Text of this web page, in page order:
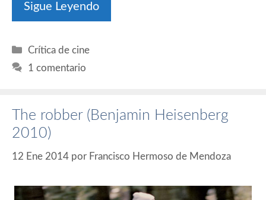
Sigue Leyendo
Categorías
Crítica de cine
1 comentario
The robber (Benjamin Heisenberg
2010)
12 Ene 2014 por Francisco Hermoso de Mendoza